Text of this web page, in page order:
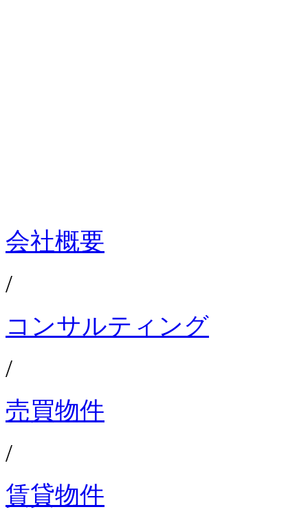
会社概要
/
コンサルティング
/
売買物件
/
賃貸物件